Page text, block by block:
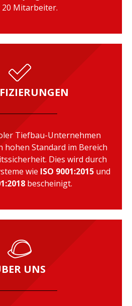
Mitarbeiter.
Tiefbau-Unternehmen
Standard im Bereich
Dies wird durch
wie ISO 9001:2015 und
bescheinigt.
UNS